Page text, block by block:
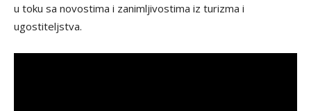
u toku sa novostima i zanimljivostima iz turizma i
ugostiteljstva.